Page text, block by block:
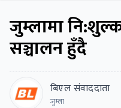
जुम्लामा
सञ्चालन हुँदै
बिएल संवाददाता
जुम्ला